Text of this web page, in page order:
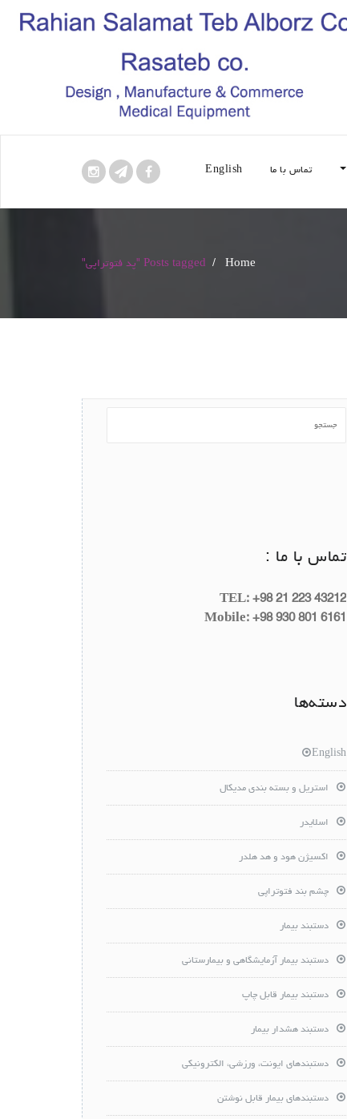
تماس با ما English
Home
/ Posts tagged "پد فتوتراپی"
تماس با ما :
TEL: +98 21 223 43212
Mobile: +98 930 801 6161
دسته‌ها
English
استریل و بسته بندی مدیکال
اسلایدر
اکسیژن هود و هد هلدر
چشم بند فتوتراپی
دستبند بیمار
دستبند بیمار آزمایشگاهی و بیمارستانی
دستبند بیمار قابل چاپ
دستبند هشدار بیمار
دستبندهای ایونت، ورزشی، الکترونیکی
دستبندهای بیمار قابل نوشتن